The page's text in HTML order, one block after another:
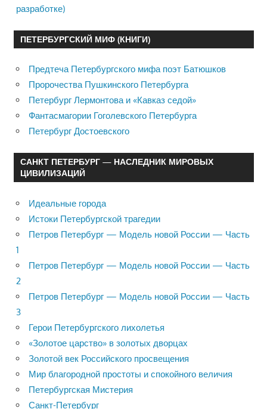
разработке)
ПЕТЕРБУРГСКИЙ МИФ (КНИГИ)
Предтеча Петербургского мифа поэт Батюшков
Пророчества Пушкинского Петербурга
Петербург Лермонтова и «Кавказ седой»
Фантасмагории Гоголевского Петербурга
Петербург Достоевского
САНКТ ПЕТЕРБУРГ — НАСЛЕДНИК МИРОВЫХ
ЦИВИЛИЗАЦИЙ
Идеальные города
Истоки Петербургской трагедии
Петров Петербург — Модель новой России — Часть
1
Петров Петербург — Модель новой России — Часть
2
Петров Петербург — Модель новой России — Часть
3
Герои Петербургского лихолетья
«Золотое царство» в золотых дворцах
Золотой век Российского просвещения
Мир благородной простоты и спокойного величия
Петербургская Мистерия
Санкт-Петербург